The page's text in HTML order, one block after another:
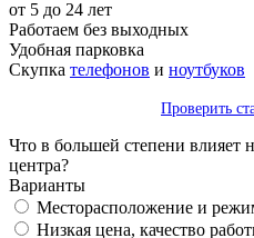
от 5 до 24 лет
Работаем без выходных
Удобная парковка
Скупка телефонов и ноутбуков
Проверить
Что в большей степени влияет
центра?
Варианты
Месторасположение и
Низкая цена, качество